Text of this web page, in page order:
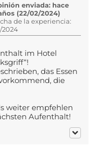
enviada: hace
(22/02/2024)
de la experiencia:
2024
im Hotel
das Essen
die
weiter empfehlen
Aufenthalt!